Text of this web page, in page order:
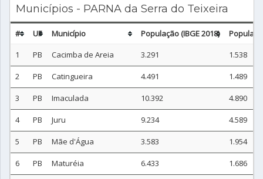
Municípios - PARNA da Serra do Teixeira
# UF Município População (IBGE 2018)
1
PB Cacimba de Areia 3.291 1.538
2 PB Catingueira 4.491 1.489
3 PB Imaculada 10.392 4.890
4 PB Juru 9.234 4.589
5 PB Mãe d'Água 3.583 1.954
6 PB Maturéia 6.433 1.686